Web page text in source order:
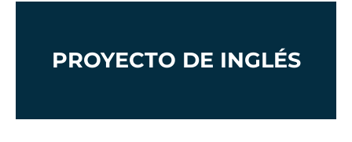
PROYECTO DE INGLÉS